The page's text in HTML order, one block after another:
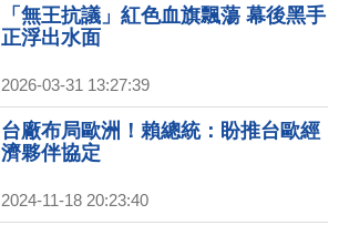
「無王抗議」紅色血旗飄蕩 幕後黑手
正浮出水面
2026-03-31 13:27:39
台廠布局歐洲！賴總統：盼推台歐經
濟夥伴協定
2024-11-18 20:23:40